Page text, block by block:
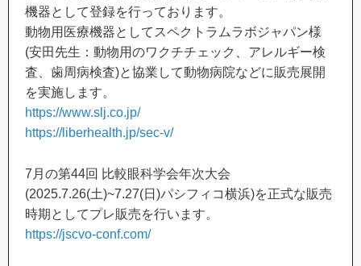
機器として登録を行っております。
動物用医療機器としてスペクトラムラボジャパン様
(安田先生：動物用のワクチチェック、アレルギー検
査、歯周病検査)と協業して動物病院などに販売展開
を実施します。
https://www.slj.co.jp/
https://liberhealth.jp/sec-v/
7月の第44回 比較眼科学会年次大会
(2025.7.26(土)~7.27(日)パシフィコ横浜)を正式な販売
時期としてプレ販売を行います。
https://jscvo-conf.com/